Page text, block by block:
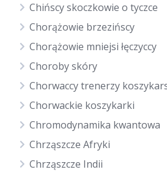
Chińscy skoczkowie o tyczce
Chorążowie brzezińscy
Chorążowie mniejsi łęczyccy
Choroby skóry
Chorwaccy trenerzy
Chorwackie koszykarki
Chromodynamika kwantowa
Chrząszcze Afryki
Chrząszcze Indii